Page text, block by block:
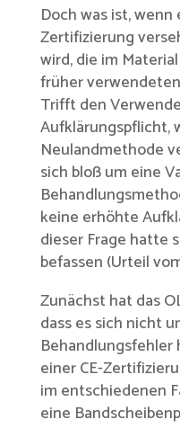
Doch was ist,
Zertifizierung
wird, die im
früher
Trifft den
Aufklärungspflicht,
Neulandmethode
sich bloß um eine
keine erhöhte
dieser Frage hatte
befassen (Urteil
Zunächst hat das
dass es sich nicht
einer CE-
im entschiedenen
eine